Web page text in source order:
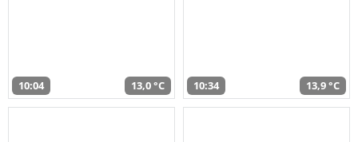
10:04 13,0 °C 10:34 13,9 °C